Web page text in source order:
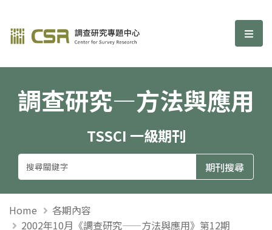
調查研究—方法與應用期刊 選
調查研究—方法與應用
TSSCI 一級期刊
Home
各期內容
2002年10月《調查研究——方法與應用》第12期